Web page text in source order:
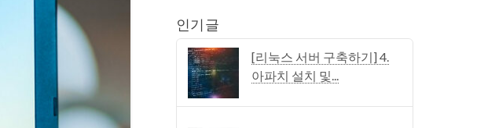
인기 글
[리눅스 서버 구축하기] 4.
아파치 설치 및...